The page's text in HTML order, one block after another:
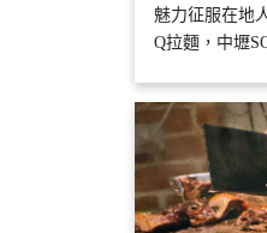
魅力征服在地
Q拉麵，中壢